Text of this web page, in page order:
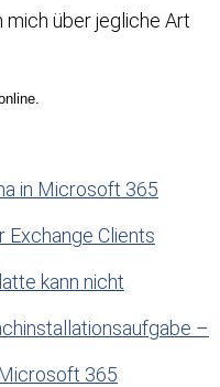
über jegliche Art
in Microsoft 365
Clients
kann nicht
–
365